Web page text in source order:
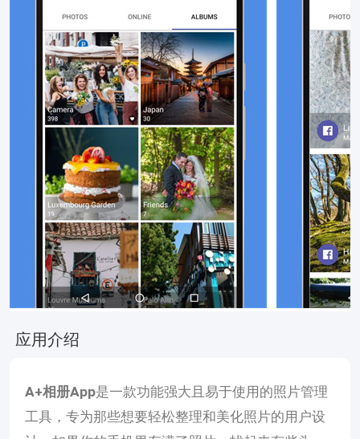
应用介绍
A+相册App是一款功能强大且易于使用的照片管理
工具，专为那些想要轻松整理和美化照片的用户设